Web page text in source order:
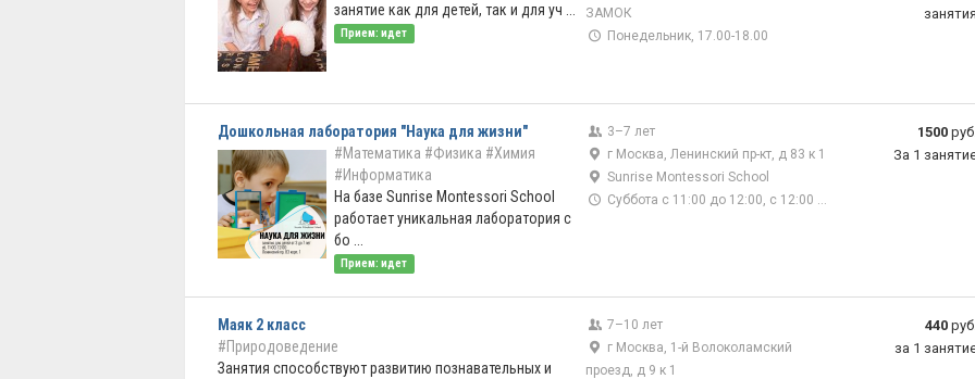
занятие как для детей, так и для уч ...
Прием: идет
ЗАМОК
Понедельник, 17.00-18.00
занятия
Дошкольная лаборатория "Наука для жизни"
#Математика #Физика #Химия
#Информатика
На базе Sunrise Montessori School
работает уникальная лаборатория с
бо ...
Прием: идет
3–7 лет
г Москва, Ленинский пр-кт, д 83 к 1
Sunrise Montessori School
Суббота с 11:00 до 12:00, с 12:00 до 13:00
1500
За 1
Маяк 2 класс
#Природоведение
Занятия способствуют развитию познавательных и
7–10 лет
г Москва, 1-й Волоколамский
проезд, д 9 к 1
440
за 1